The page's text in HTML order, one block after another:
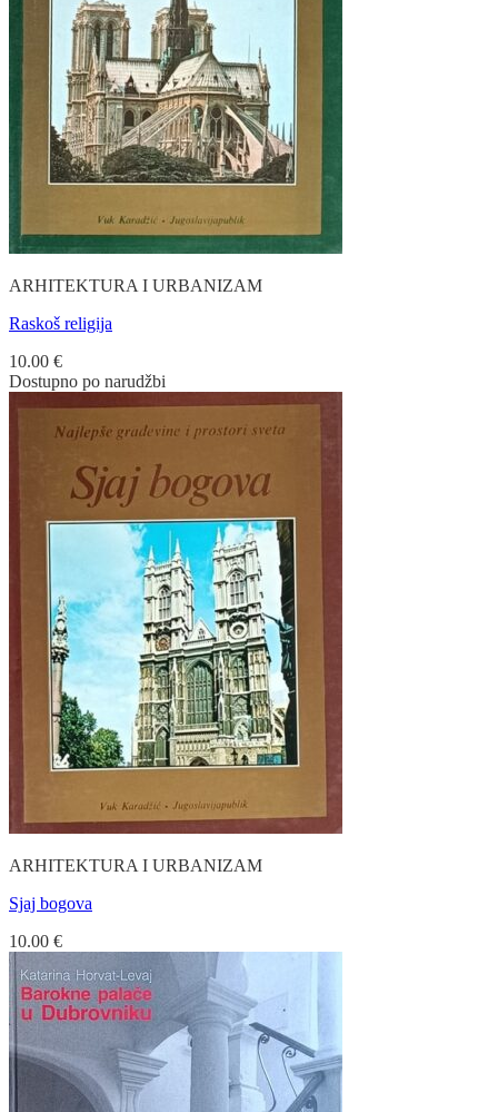
ARHITEKTURA I URBANIZAM
Raskoš religija
10.00 €
Dostupno po narudžbi
ARHITEKTURA I URBANIZAM
Sjaj bogova
10.00 €